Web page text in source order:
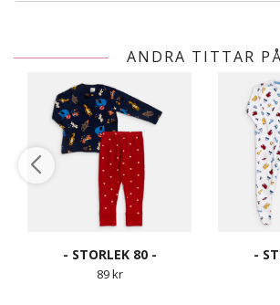
ANDRA TITTAR
- STORLEK 80 -
89 kr
-